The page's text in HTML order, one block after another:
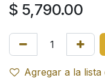
$ 5,790.00
Agregar a la lista